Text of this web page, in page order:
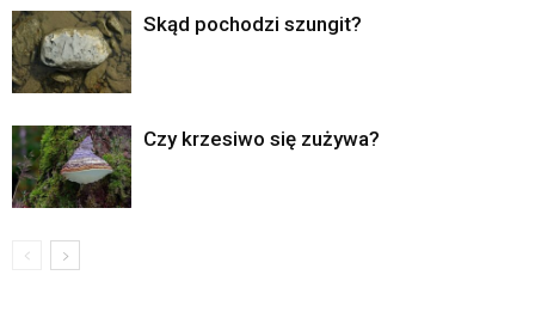
Skąd pochodzi szungit?
Czy krzesiwo się zużywa?